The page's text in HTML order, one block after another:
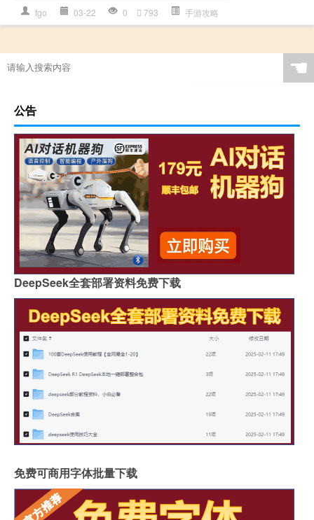
fgo 03-22 0 793 手游攻略
☚
公告
DeepSeek全套部署资料免费下载
免费可商用字体批量下载